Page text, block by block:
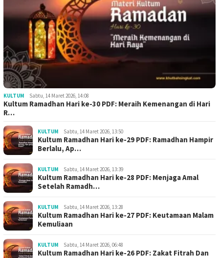
KULTUM Sabtu, 14 Maret 2026, 14:08
Kultum Ramadhan Hari ke-30 PDF: Meraih Kemenangan di Hari
R…
KULTUM Sabtu, 14 Maret 2026, 13:50
Kultum Ramadhan Hari ke-29 PDF: Ramadhan Hampir
Berlalu, Ap…
KULTUM Sabtu, 14 Maret 2026, 13:39
Kultum Ramadhan Hari ke-28 PDF: Menjaga Amal
Setelah Ramadh…
KULTUM Sabtu, 14 Maret 2026, 13:28
Kultum Ramadhan Hari ke-27 PDF: Keutamaan Malam
Kemuliaan
KULTUM Sabtu, 14 Maret 2026, 06:48
Kultum Ramadhan Hari ke-26 PDF: Zakat Fitrah Dan